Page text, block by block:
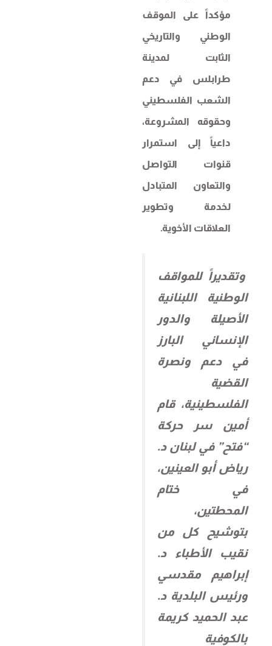
مؤكداً على الموقف
الوطني والتاريخي
الثابت لمدينة
طرابلس في دعم
الشعب الفلسطيني
وحقوقه المشروعة،
داعياً إلى استمرار
قنوات التواصل
والتعاون المتبادل
لخدمة وتطوير
العلاقات الأخوية.
وتقديراً للمواقف
الوطنية اللبنانية
الأصيلة والدور
الإنساني البارز
في دعم ونصرة
القضية
الفلسطينية، قام
أمين سر حركة
“فتح” في لبنان د.
رياض أبو العينين،
في ختام
المحطتين،
بتوشيح كل من
نقيب الأطباء د.
إبراهيم مقدسي
ورئيس البلدية د.
عبد الحميد كريمة
بالكوفية